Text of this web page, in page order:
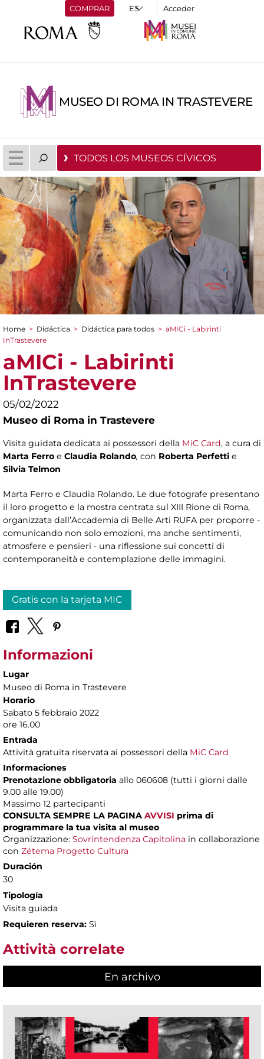
COMPRAR Acceder
MUSEO DI ROMA IN TRASTEVERE
TODOS LOS MUSEOS CÍVICOS
You are here
Home > Didáctica > Didáctica para todos > aMICi - Labirinti
InTrastevere
aMICi - Labirinti
InTrastevere
05/02/2022
Museo di Roma in Trastevere
Visita guidata dedicata ai possessori della MiC Card, a cura di
Marta Ferro e Claudia Rolando, con Roberta Perfetti e
Silvia Telmon
Marta Ferro e Claudia Rolando. Le due fotografe presentano
il loro progetto e la mostra centrata sul XIII Rione di Roma,
organizzata dall’Accademia di Belle Arti RUFA per proporre -
comunicando non solo emozioni, ma anche sentimenti,
atmosfere e pensieri - una riflessione sui concetti di
contemporaneità e contemplazione delle immagini.
Gratis con la tarjeta MIC
Informazioni
Lugar
Museo di Roma in Trastevere
Horario
Sabato 5 febbraio 2022
ore 16.00
Entrada
Attività gratuita riservata ai possessori della MiC Card
Informaciones
Prenotazione obbligatoria allo 060608 (tutti i giorni dalle
9.00 alle 19.00)
Massimo 12 partecipanti
CONSULTA SEMPRE LA PAGINA AVVISI prima di
programmare la tua visita al museo
Organizzazione: Sovrintendenza Capitolina in collaborazione
con Zétema Progetto Cultura
Duración
30
Tipología
Visita guiada
Requieren reserva: Sì
Attività correlate
En archivo